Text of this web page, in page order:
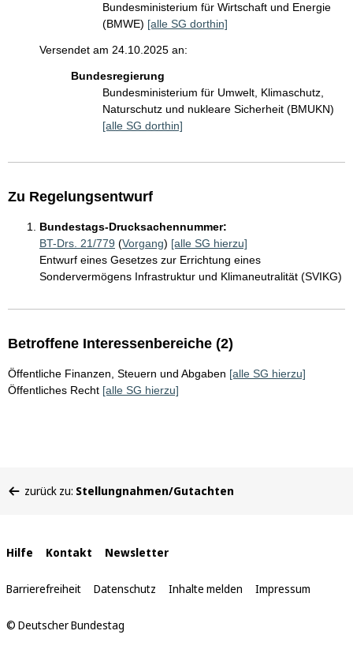
Bundesministerium für Wirtschaft und Energie
(BMWE) [alle SG dorthin]
Versendet am 24.10.2025 an:
Bundesregierung
Bundesministerium für Umwelt, Klimaschutz,
Naturschutz und nukleare Sicherheit (BMUKN)
[alle SG dorthin]
Zu Regelungsentwurf
Bundestags-Drucksachennummer:
BT-Drs. 21/779 (Vorgang) [alle SG hierzu]
Entwurf eines Gesetzes zur Errichtung eines
Sondervermögens Infrastruktur und Klimaneutralität (SVIKG)
Betroffene Interessenbereiche (2)
Öffentliche Finanzen, Steuern und Abgaben [alle SG hierzu]
Öffentliches Recht [alle SG hierzu]
befinden
zurück zu: Stellungnahmen/Gutachten
Interne
Links
Hilfe Kontakt Newsletter
Barrierefreiheit Datenschutz Inhalte melden Impressum
© Deutscher Bundestag